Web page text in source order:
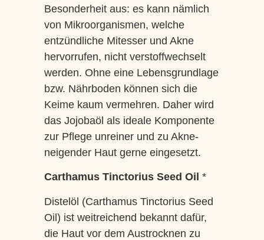
Besonderheit aus: es kann nämlich
von Mikroorganismen, welche
entzündliche Mitesser und Akne
hervorrufen, nicht verstoffwechselt
werden. Ohne eine Lebensgrundlage
bzw. Nährboden können sich die
Keime kaum vermehren. Daher wird
das Jojobaöl als ideale Komponente
zur Pflege unreiner und zu Akne-
neigender Haut gerne eingesetzt.
Carthamus Tinctorius Seed Oil *
Distelöl (Carthamus Tinctorius Seed
Oil) ist weitreichend bekannt dafür,
die Haut vor dem Austrocknen zu